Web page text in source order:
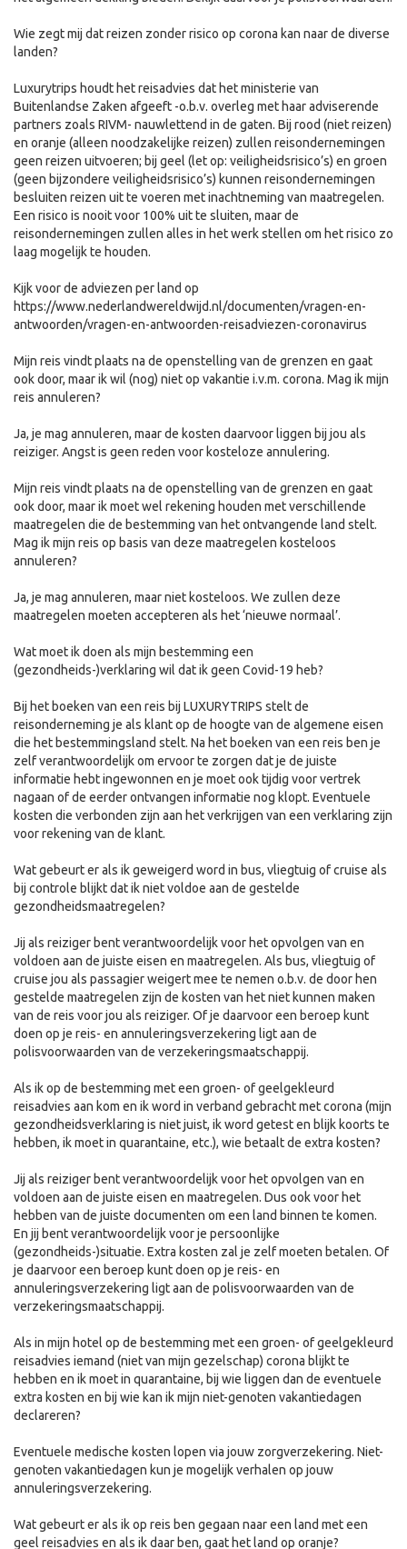
Wie zegt mij dat reizen zonder risico op corona kan naar de diverse
landen?
Luxurytrips houdt het reisadvies dat het ministerie van
Buitenlandse Zaken afgeeft -o.b.v. overleg met haar adviserende
partners zoals RIVM- nauwlettend in de gaten. Bij rood (niet reizen)
en oranje (alleen noodzakelijke reizen) zullen reisondernemingen
geen reizen uitvoeren; bij geel (let op: veiligheidsrisico’s) en groen
(geen bijzondere veiligheidsrisico’s) kunnen reisondernemingen
besluiten reizen uit te voeren met inachtneming van maatregelen.
Een risico is nooit voor 100% uit te sluiten, maar de
reisondernemingen zullen alles in het werk stellen om het risico zo
laag mogelijk te houden.
Kijk voor de adviezen per land op
https://www.nederlandwereldwijd.nl/documenten/vragen-en-
antwoorden/vragen-en-antwoorden-reisadviezen-coronavirus
Mijn reis vindt plaats na de openstelling van de grenzen en gaat
ook door, maar ik wil (nog) niet op vakantie i.v.m. corona. Mag ik mijn
reis annuleren?
Ja, je mag annuleren, maar de kosten daarvoor liggen bij jou als
reiziger. Angst is geen reden voor kosteloze annulering.
Mijn reis vindt plaats na de openstelling van de grenzen en gaat
ook door, maar ik moet wel rekening houden met verschillende
maatregelen die de bestemming van het ontvangende land stelt.
Mag ik mijn reis op basis van deze maatregelen kosteloos
annuleren?
Ja, je mag annuleren, maar niet kosteloos. We zullen deze
maatregelen moeten accepteren als het ‘nieuwe normaal’.
Wat moet ik doen als mijn bestemming een
(gezondheids-)verklaring wil dat ik geen Covid-19 heb?
Bij het boeken van een reis bij LUXURYTRIPS stelt de
reisonderneming je als klant op de hoogte van de algemene eisen
die het bestemmingsland stelt. Na het boeken van een reis ben je
zelf verantwoordelijk om ervoor te zorgen dat je de juiste
informatie hebt ingewonnen en je moet ook tijdig voor vertrek
nagaan of de eerder ontvangen informatie nog klopt. Eventuele
kosten die verbonden zijn aan het verkrijgen van een verklaring zijn
voor rekening van de klant.
Wat gebeurt er als ik geweigerd word in bus, vliegtuig of cruise als
bij controle blijkt dat ik niet voldoe aan de gestelde
gezondheidsmaatregelen?
Jij als reiziger bent verantwoordelijk voor het opvolgen van en
voldoen aan de juiste eisen en maatregelen. Als bus, vliegtuig of
cruise jou als passagier weigert mee te nemen o.b.v. de door hen
gestelde maatregelen zijn de kosten van het niet kunnen maken
van de reis voor jou als reiziger. Of je daarvoor een beroep kunt
doen op je reis- en annuleringsverzekering ligt aan de
polisvoorwaarden van de verzekeringsmaatschappij.
Als ik op de bestemming met een groen- of geelgekleurd
reisadvies aan kom en ik word in verband gebracht met corona (mijn
gezondheidsverklaring is niet juist, ik word getest en blijk koorts te
hebben, ik moet in quarantaine, etc.), wie betaalt de extra kosten?
Jij als reiziger bent verantwoordelijk voor het opvolgen van en
voldoen aan de juiste eisen en maatregelen. Dus ook voor het
hebben van de juiste documenten om een land binnen te komen.
En jij bent verantwoordelijk voor je persoonlijke
(gezondheids-)situatie. Extra kosten zal je zelf moeten betalen. Of
je daarvoor een beroep kunt doen op je reis- en
annuleringsverzekering ligt aan de polisvoorwaarden van de
verzekeringsmaatschappij.
Als in mijn hotel op de bestemming met een groen- of geelgekleurd
reisadvies iemand (niet van mijn gezelschap) corona blijkt te
hebben en ik moet in quarantaine, bij wie liggen dan de eventuele
extra kosten en bij wie kan ik mijn niet-genoten vakantiedagen
declareren?
Eventuele medische kosten lopen via jouw zorgverzekering. Niet-
genoten vakantiedagen kun je mogelijk verhalen op jouw
annuleringsverzekering.
Wat gebeurt er als ik op reis ben gegaan naar een land met een
geel reisadvies en als ik daar ben, gaat het land op oranje?